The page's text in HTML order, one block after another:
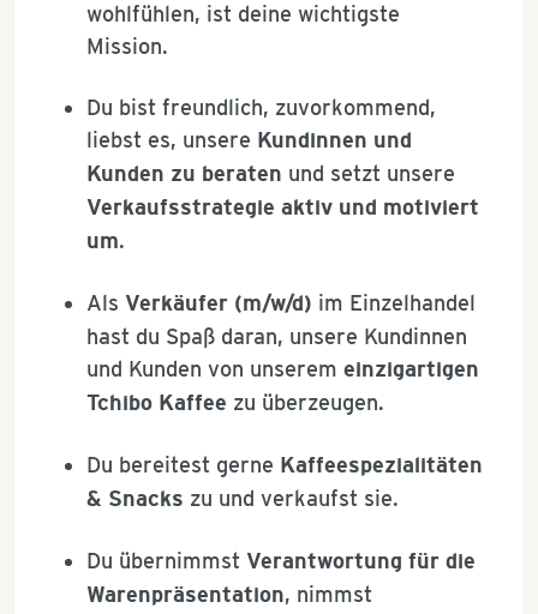
wohlfühlen, ist deine wichtigste
Mission.
Du bist freundlich, zuvorkommend,
liebst es, unsere Kundinnen und
Kunden zu beraten und setzt unsere
Verkaufsstrategie aktiv und motiviert
um.
Als Verkäufer (m/w/d) im Einzelhandel
hast du Spaß daran, unsere Kundinnen
und Kunden von unserem einzigartigen
Tchibo Kaffee zu überzeugen.
Du bereitest gerne Kaffeespezialitäten
& Snacks zu und verkaufst sie.
Du übernimmst Verantwortung für die
Warenpräsentation, nimmst